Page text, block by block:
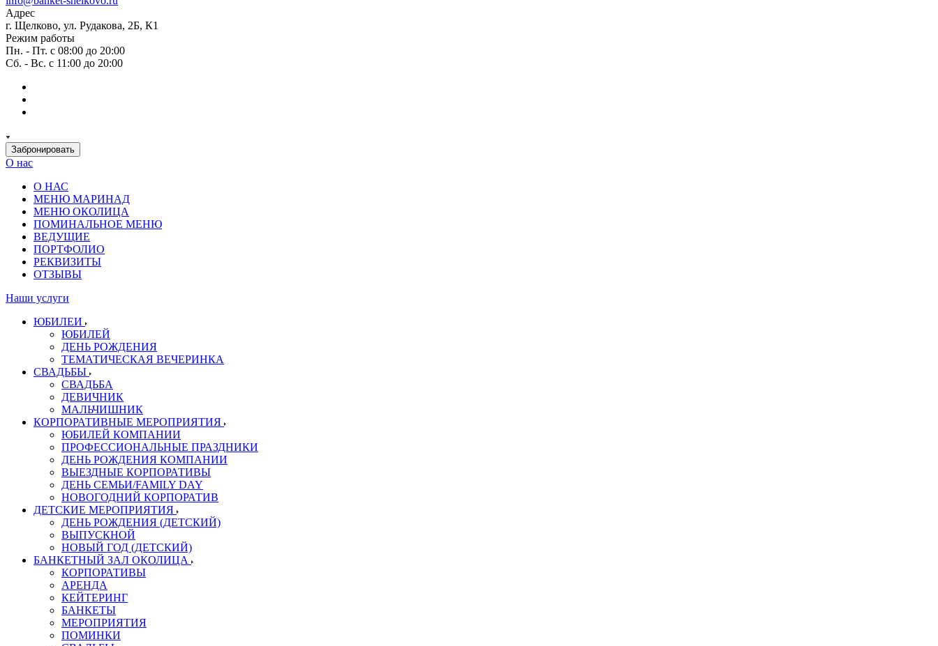
Адрес
г. Щелково, ул. Рудакова, 2Б, К1
Режим работы
Пн. - Пт. с 08:00 до 20:00
Сб. - Вс. с 11:00 до 20:00
Забронировать
О нас
О НАС
МЕНЮ МАРИНАД
МЕНЮ ОКОЛИЦА
ПОМИНАЛЬНОЕ МЕНЮ
ВЕДУЩИЕ
ПОРТФОЛИО
РЕКВИЗИТЫ
ОТЗЫВЫ
Наши услуги
ЮБИЛЕИ
ЮБИЛЕЙ
ДЕНЬ РОЖДЕНИЯ
ТЕМАТИЧЕСКАЯ ВЕЧЕРИНКА
СВАДЬБЫ
СВАДЬБА
ДЕВИЧНИК
МАЛЬЧИШНИК
КОРПОРАТИВНЫЕ МЕРОПРИЯТИЯ
ЮБИЛЕЙ КОМПАНИИ
ПРОФЕССИОНАЛЬНЫЕ ПРАЗДНИКИ
ДЕНЬ РОЖДЕНИЯ КОМПАНИИ
ВЫЕЗДНЫЕ КОРПОРАТИВЫ
ДЕНЬ СЕМЬИ/FAMILY DAY
НОВОГОДНИЙ КОРПОРАТИВ
ДЕТСКИЕ МЕРОПРИЯТИЯ
ДЕНЬ РОЖДЕНИЯ (ДЕТСКИЙ)
ВЫПУСКНОЙ
НОВЫЙ ГОД (ДЕТСКИЙ)
БАНКЕТНЫЙ ЗАЛ ОКОЛИЦА
КОРПОРАТИВЫ
АРЕНДА
КЕЙТЕРИНГ
БАНКЕТЫ
МЕРОПРИЯТИЯ
ПОМИНКИ